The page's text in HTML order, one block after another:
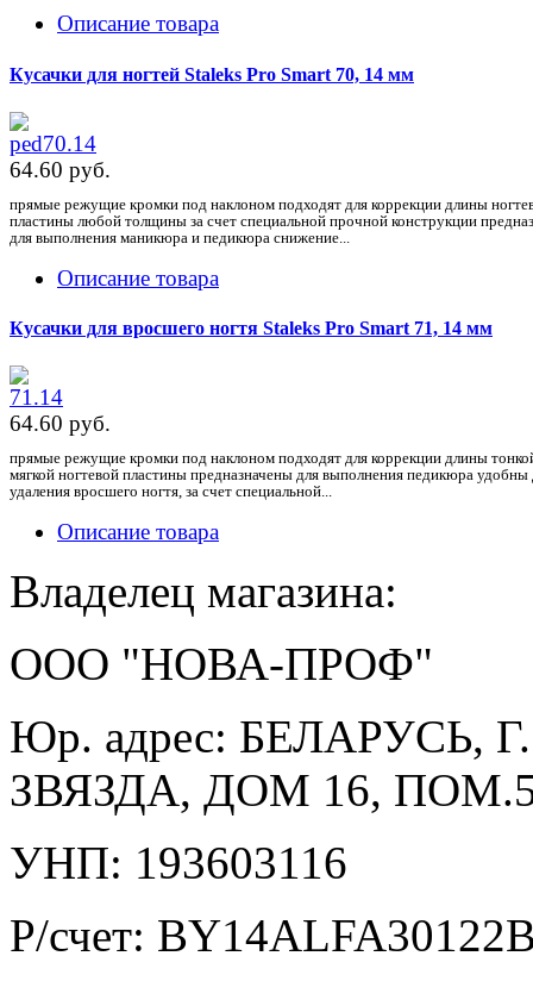
Описание товара
Кусачки для ногтей Staleks Pro Smart 70, 14 мм
64.60 pуб.
прямые режущие кромки под наклоном подходят для коррекции длины
пластины любой толщины за счет специальной прочной конструкции
для выполнения маникюра и педикюра снижение...
Описание товара
Кусачки для вросшего ногтя Staleks Pro Smart 71, 14 мм
64.60 pуб.
прямые режущие кромки под наклоном подходят для коррекции длины
мягкой ногтевой пластины предназначены для выполнения педикюра удобны
удаления вросшего ногтя, за счет специальной...
Описание товара
Владелец магазина:
ООО "НОВА-ПРОФ"
Юр. адрес: БЕЛАРУСЬ,
ЗВЯЗДА, ДОМ 16,
УНП: 193603116
Р/счет: